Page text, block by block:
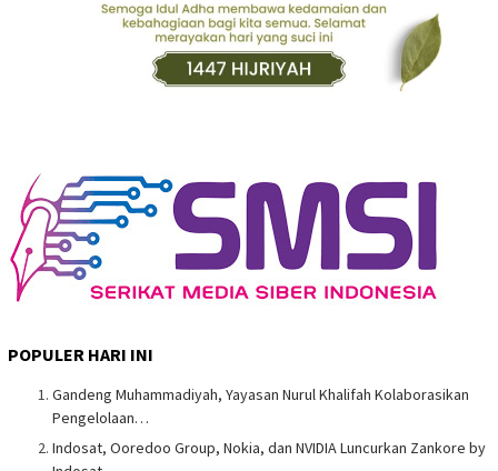
POPULER HARI INI
Gandeng Muhammadiyah, Yayasan Nurul Khalifah Kolaborasikan
Pengelolaan…
Indosat, Ooredoo Group, Nokia, dan NVIDIA Luncurkan Zankore by